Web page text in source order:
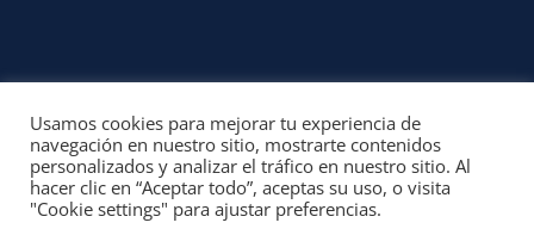
CONTACTO
© 2022, Unofficial Media, LLC – Reservados todos los derechos | All rights
reserved
Aviso Legal y Términos de Uso del Sitio|Aviso Programas Afiliados,
Usamos cookies para mejorar tu experiencia de
navegación en nuestro sitio, mostrarte contenidos
personalizados y analizar el tráfico en nuestro sitio. Al
hacer clic en “Aceptar todo”, aceptas su uso, o visita
"Cookie settings" para ajustar preferencias.